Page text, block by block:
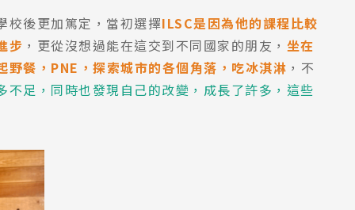
校後更加篤定，當初選擇ILSC是因為他的課程比較
步 ，更從沒想過能在這交到不同國家的朋友， 坐在
餐，PNE，探索城市的各個角落，吃冰淇淋 ，不
足，同時也發現自己的改變，成長了許多，這些